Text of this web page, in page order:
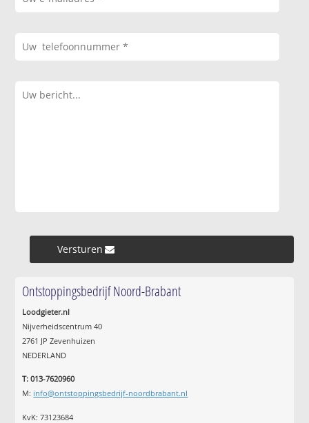
Versturen »
Ontstoppingsbedrijf Noord-Brabant
Loodgieter.nl
Nijverheidscentrum 40
2761 JP Zevenhuizen
NEDERLAND
T: 013-7620960
M: info@ontstoppingsbedrijf-noordbrabant.nl
KvK: 73123684